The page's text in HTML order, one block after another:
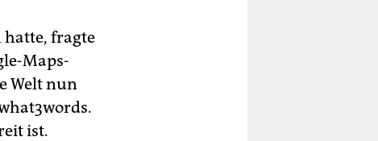
hatte, fragte
Maps-
Welt nun
ist.